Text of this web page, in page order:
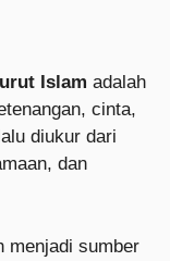
Islam adalah
cinta,
diukur dari
dan
menjadi sumber